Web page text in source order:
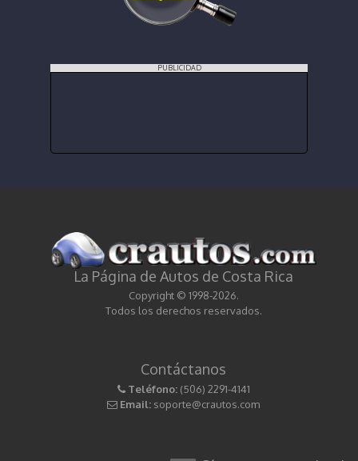
PUBLICIDAD
La Página de Autos de Costa Rica
Copyright © 1998-2026.
Todos los derechos reservados.
Contáctanos
Teléfono: (506) 2291-4141
Email: soporte@crautos.com